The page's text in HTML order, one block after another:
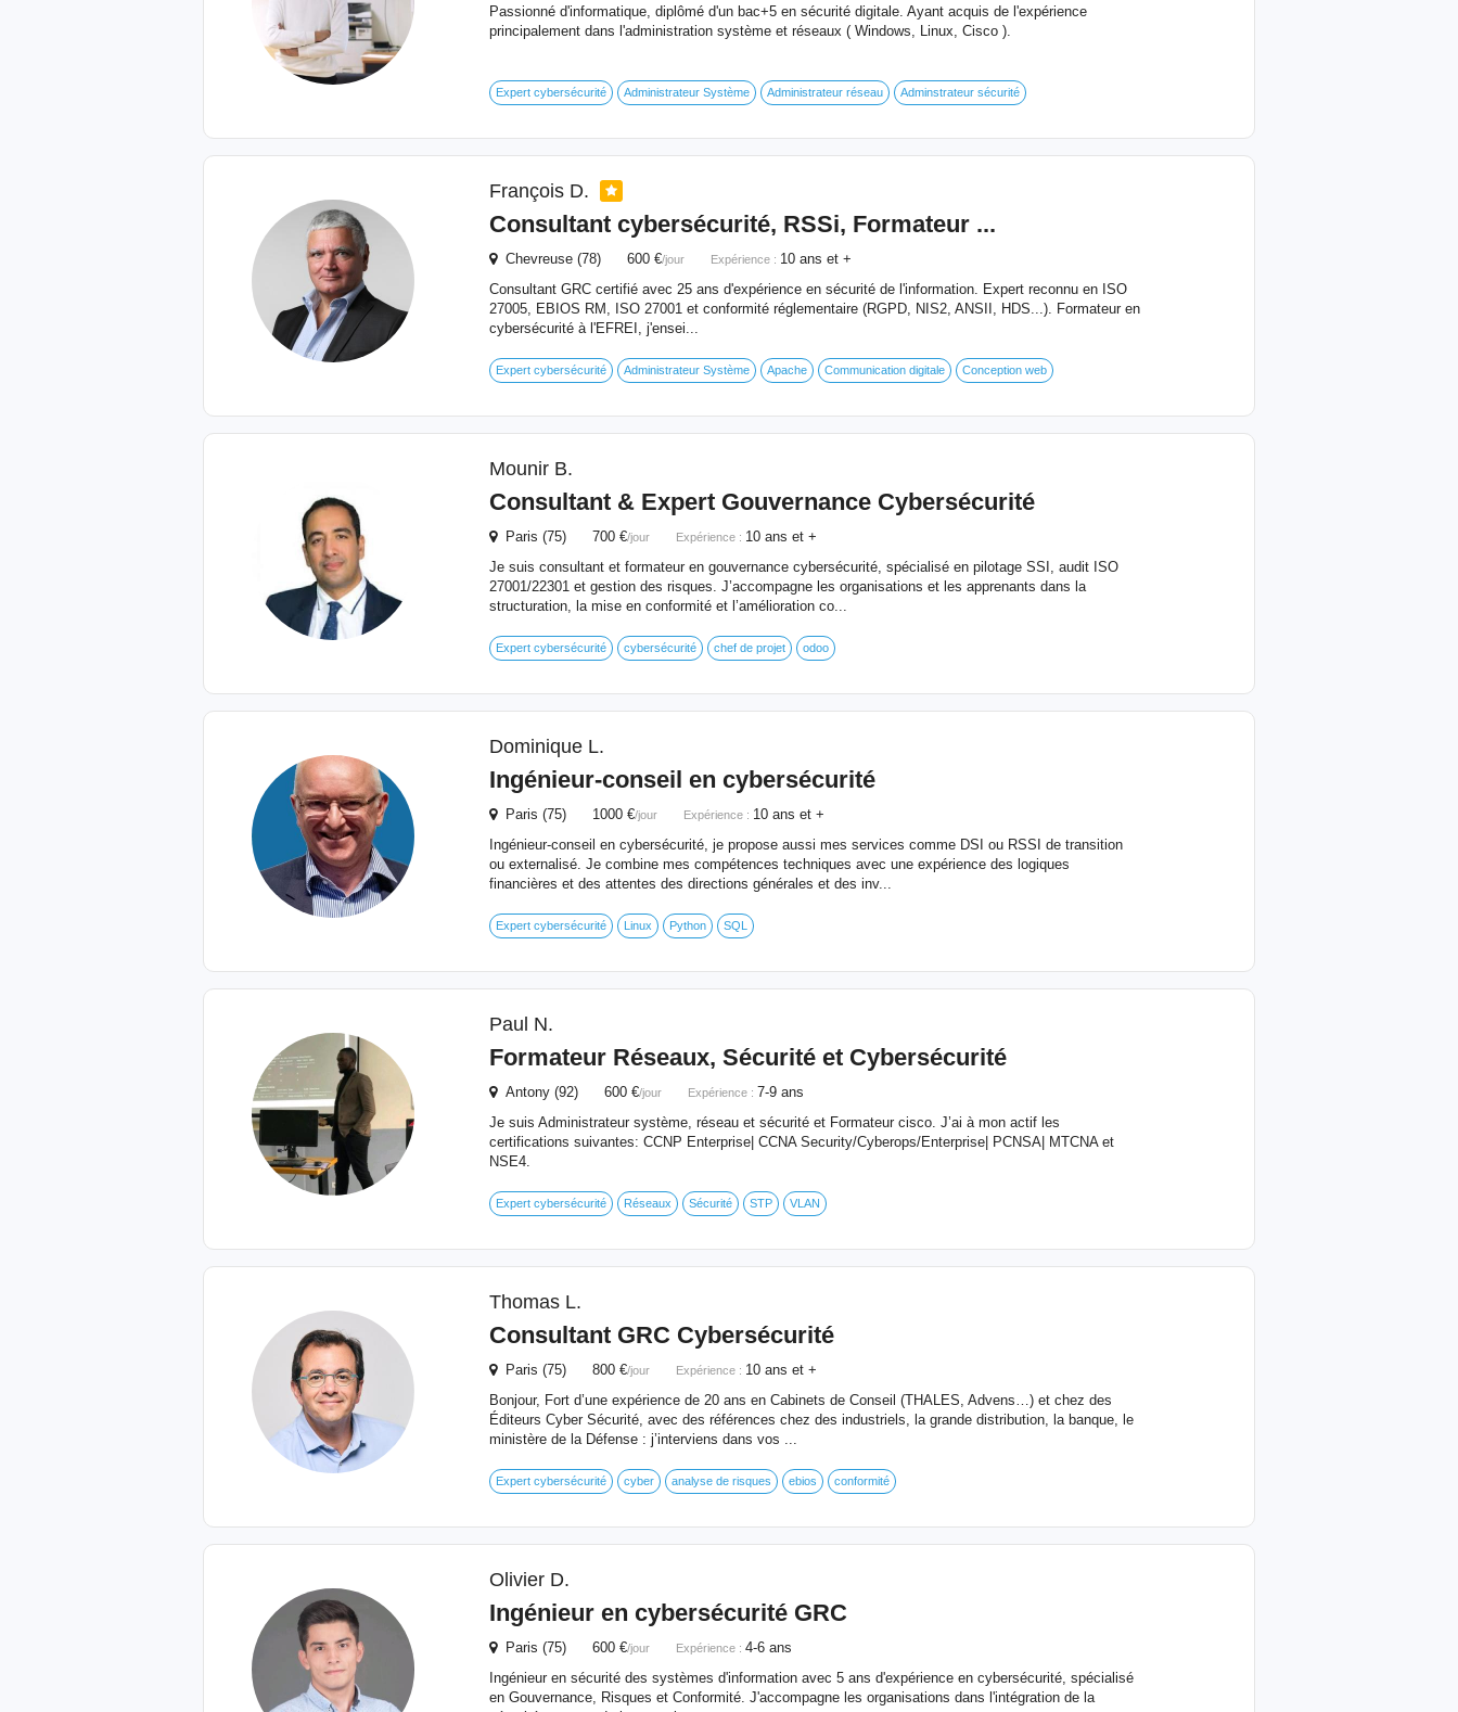
Passionné d'informatique, diplômé d'un bac+5 en sécurité digitale. Ayant acquis de l'expérience
principalement dans l'administration système et réseaux ( Windows, Linux, Cisco ).
Expert cybersécurité Administrateur Système Administrateur réseau Adminstrateur sécurité
François D.
Consultant cybersécurité, RSSi, Formateur ...
Chevreuse (78) 600 €/jour Expérience : 10 ans et +
Consultant GRC certifié avec 25 ans d'expérience en sécurité de l'information. Expert reconnu en ISO
27005, EBIOS RM, ISO 27001 et conformité réglementaire (RGPD, NIS2, ANSII, HDS...). Formateur en
cybersécurité à l'EFREI, j'ensei...
Expert cybersécurité Administrateur Système Apache Communication digitale Conception web
Mounir B.
Consultant & Expert Gouvernance Cybersécurité
Paris (75) 700 €/jour Expérience : 10 ans et +
Je suis consultant et formateur en gouvernance cybersécurité, spécialisé en pilotage SSI, audit ISO
27001/22301 et gestion des risques. J’accompagne les organisations et les apprenants dans la
structuration, la mise en conformité et l’amélioration co...
Expert cybersécurité cybersécurité chef de projet odoo
Dominique L.
Ingénieur-conseil en cybersécurité
Paris (75) 1000 €/jour Expérience : 10 ans et +
Ingénieur-conseil en cybersécurité, je propose aussi mes services comme DSI ou RSSI de transition
ou externalisé. Je combine mes compétences techniques avec une expérience des logiques
financières et des attentes des directions générales et des inv...
Expert cybersécurité Linux Python SQL
Paul N.
Formateur Réseaux, Sécurité et Cybersécurité
Antony (92) 600 €/jour Expérience : 7-9 ans
Je suis Administrateur système, réseau et sécurité et Formateur cisco. J’ai à mon actif les
certifications suivantes: CCNP Enterprise| CCNA Security/Cyberops/Enterprise| PCNSA| MTCNA et
NSE4.
Expert cybersécurité Réseaux Sécurité STP VLAN
Thomas L.
Consultant GRC Cybersécurité
Paris (75) 800 €/jour Expérience : 10 ans et +
Bonjour, Fort d’une expérience de 20 ans en Cabinets de Conseil (THALES, Advens…) et chez des
Éditeurs Cyber Sécurité, avec des références chez des industriels, la grande distribution, la banque, le
ministère de la Défense : j’interviens dans vos ...
Expert cybersécurité cyber analyse de risques ebios conformité
Olivier D.
Ingénieur en cybersécurité GRC
Paris (75) 600 €/jour Expérience : 4-6 ans
Ingénieur en sécurité des systèmes d'information avec 5 ans d'expérience en cybersécurité, spécialisé
en Gouvernance, Risques et Conformité. J'accompagne les organisations dans l'intégration de la